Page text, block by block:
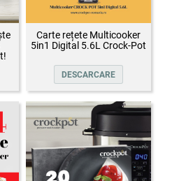
Carte rețete Multicooker
5in1 Digital 5.6L Crock-Pot
DESCARCARE